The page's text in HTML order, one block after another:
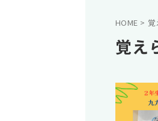
HOME >
覚え